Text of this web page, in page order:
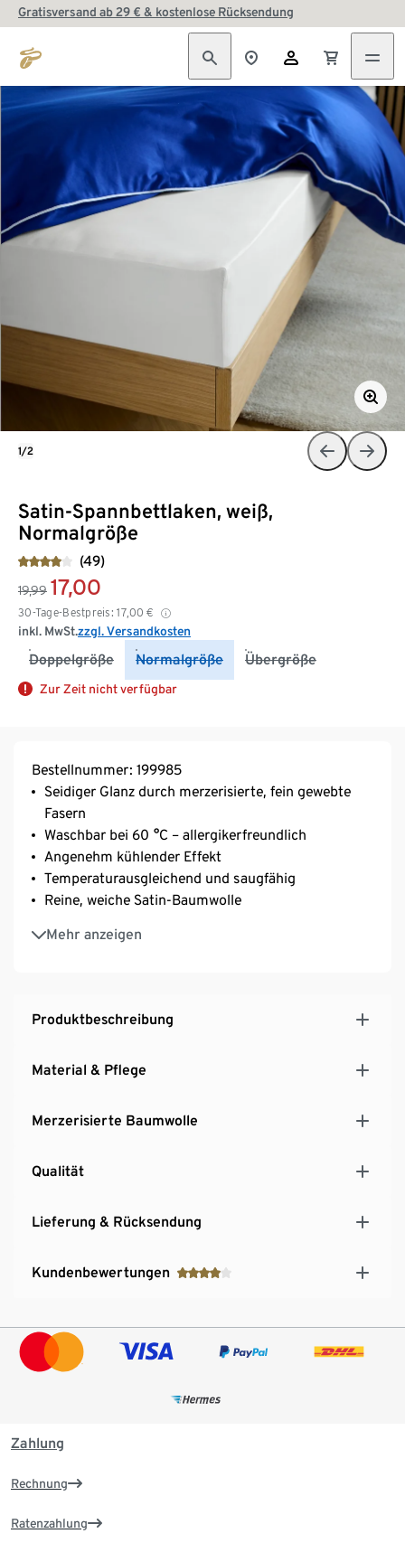
Gratisversand ab 29 € & kostenlose Rücksendung
Satin-Spannbettlaken, weiß,
Normalgröße
(49)
19,99 17,00
30-Tage-Bestpreis: 17,00 €
inkl. MwSt.zzgl. Versandkosten
Doppelgröße Normalgröße Übergröße
Zur Zeit nicht verfügbar
1/2
Bestellnummer: 199985
Seidiger Glanz durch merzerisierte, fein gewebte
Fasern
Waschbar bei 60 °C – allergikerfreundlich
Angenehm kühlender Effekt
Temperaturausgleichend und saugfähig
Reine, weiche Satin-Baumwolle
Mehr anzeigen
Einfaches Beziehen und faltenfreier Sitz durch
Gummizug an Kopf- und Fußende
Produktbeschreibung
Material & Pflege
Merzerisierte Baumwolle
Qualität
Lieferung & Rücksendung
Kundenbewertungen
Zahlung
Rechnung
Ratenzahlung